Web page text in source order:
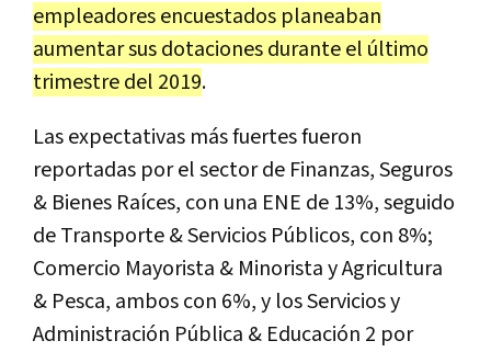
empleadores encuestados planeaban
aumentar sus dotaciones durante el último
trimestre del 2019.
Las expectativas más fuertes fueron
reportadas por el sector de Finanzas, Seguros
& Bienes Raíces, con una ENE de 13%, seguido
de Transporte & Servicios Públicos, con 8%;
Comercio Mayorista & Minorista y Agricultura
& Pesca, ambos con 6%, y los Servicios y
Administración Pública & Educación 2 por